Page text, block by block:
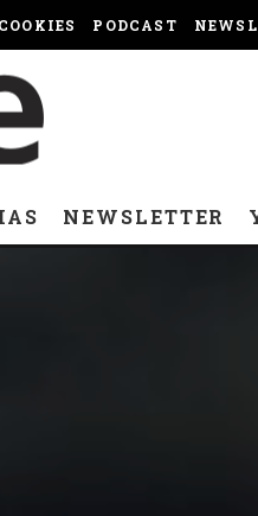
PODCAST
NEWSLETTER